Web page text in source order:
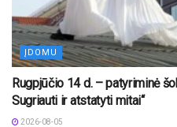
ĮDOMU
Rugpjūčio 14 d. – patyriminė
Sugriauti ir atstatyti mitai“
2026-08-05